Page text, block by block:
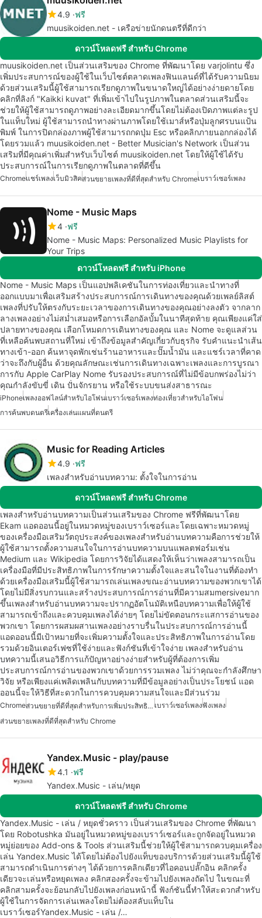
4.9 ฟรี
muusikoiden.net - เครือข่ายนักดนตรีที่ดีกว่า
ดาวน์โหลดฟรี สำหรับ Chrome
muusikoiden.net เป็นส่วนเสริมของ Chrome ที่พัฒนาโดย varjolintu ซึ่ง
เพิ่มประสบการณ์ของผู้ใช้ในเว็บไซต์ตลาดเพลงฟินแลนด์ที่ได้รับความนิยม
ด้วยส่วนเสริมนี้ผู้ใช้สามารถเรียกดูภาพในขนาดใหญ่ได้อย่างง่ายดายโดย
คลิกที่ลิงก์ "Kaikki kuvat" ที่เพิ่มเข้าไปในรูปภาพในตลาดส่วนเสริมนี้จะ
ช่วยให้ผู้ใช้สามารถดูภาพอย่างละเอียดมากขึ้นโดยไม่ต้องเปิดภาพแต่ละรูป
ในแท็บใหม่ ผู้ใช้สามารถนำทางผ่านภาพโดยใช้เมาส์หรือปุ่มลูกศรบนแป้น
พิมพ์ ในการปิดกล่องภาพผู้ใช้สามารถกดปุ่ม Esc หรือคลิกภายนอกกล่องได้
โดยรวมแล้ว muusikoiden.net - Better Musician's Network เป็นส่วน
เสริมที่มีคุณค่าเพิ่มสำหรับเว็บไซต์ muusikoiden.net โดยให้ผู้ใช้ได้รับ
ประสบการณ์ในการเรียกดูภาพในตลาดที่ดีขึ้น
Chromeแชร์เพลงเว็บมิวสิคส่วนขยายเพลงที่ดีที่สุดสำหรับ Chromeเบราว์เซอร์เพลง
Nome - Music Maps
4 ฟรี
Nome - Music Maps: Personalized Music Playlists for
Your Trips
ดาวน์โหลดฟรี สำหรับ iPhone
Nome - Music Maps เป็นแอปพลิเคชันในการท่องเที่ยวและนำทางที่
ออกแบบมาเพื่อเสริมสร้างประสบการณ์การเดินทางของคุณด้วยเพลย์ลิสต์
เพลงที่ปรับให้ตรงกับระยะเวลาของการเดินทางของคุณอย่างลงตัว จากลาก
ลางเพลงอย่างไม่สม่ำเสมอหรือการเลือกอัลบั้มในนาทีสุดท้าย คุณเพียงแค่ใส่
ปลายทางของคุณ เลือกโหมดการเดินทางของคุณ และ Nome จะดูแลส่วน
ที่เหลือค้นพบสถานที่ใหม่ เข้าถึงข้อมูลสำคัญเกี่ยวกับธุรกิจ รับคำแนะนำเส้น
ทางเข้า-ออก ค้นหาจุดพักเช่นร้านอาหารและปั๊มน้ำมัน และแชร์เวลาที่คาด
ว่าจะถึงกับผู้อื่น ด้วยคุณลักษณะเช่นการเดินทางเฉพาะเพลงและการบูรณา
การกับ Apple CarPlay Nome รับรองประสบการณ์ที่ไม่มีข้อบกพร่องไม่ว่า
คุณกำลังขับขี่ เดิน ปั่นจักรยาน หรือใช้ระบบขนส่งสาธารณะ
iPhoneเพลงออฟไลน์สำหรับไอโฟนเบราว์เซอร์เพลงท่องเที่ยวสำหรับไอโฟน
การค้นพบดนตรีเครื่องเล่นแผนที่ดนตรี
Music for Reading Articles
4.9 ฟรี
เพลงสำหรับอ่านบทความ: ตั้งใจในการอ่าน
ดาวน์โหลดฟรี สำหรับ Chrome
เพลงสำหรับอ่านบทความเป็นส่วนเสริมของ Chrome ฟรีที่พัฒนาโดย
Ekam แอดออนนี้อยู่ในหมวดหมู่ของเบราว์เซอร์และโดยเฉพาะหมวดหมู่
ของเครื่องมือเสริมวัตถุประสงค์ของเพลงสำหรับอ่านบทความคือการช่วยให้
ผู้ใช้สามารถตั้งความสนใจในการอ่านบทความบนแพลตฟอร์มเช่น
Medium และ Wikipedia โดยการวิจัยได้แสดงให้เห็นว่าเพลงสามารถเป็น
เครื่องมือที่มีประสิทธิภาพในการรักษาความตั้งใจและสนใจในงานที่ต้องทำ
ด้วยเครื่องมือเสริมนี้ผู้ใช้สามารถเล่นเพลงขณะอ่านบทความของพวกเขาได้
โดยไม่มีสิ่งรบกวนและสร้างประสบการณ์การอ่านที่มีความสมmersiveมาก
ขึ้นเพลงสำหรับอ่านบทความจะปรากฏอัตโนมัติเหนือบทความเพื่อให้ผู้ใช้
สามารถเข้าถึงและควบคุมเพลงได้ง่ายๆ โดยไม่ขัดตอนกระแสการอ่านของ
พวกเขา โดยการผสมผสานเพลงอย่างราบรื่นในประสบการณ์การอ่านนี้
แอดออนนี้มีเป้าหมายที่จะเพิ่มความตั้งใจและประสิทธิภาพในการอ่านโดย
รวมด้วยอินเตอร์เฟซที่ใช้ง่ายและฟังก์ชันที่เข้าใจง่าย เพลงสำหรับอ่าน
บทความนี้เสนอวิธีการแก้ปัญหาอย่างง่ายสำหรับผู้ที่ต้องการเพิ่ม
ประสบการณ์การอ่านของพวกเขาด้วยการรวมเพลง ไม่ว่าคุณจะกำลังศึกษา
วิจัย หรือเพียงแค่เพลิดเพลินกับบทความที่มีข้อมูลอย่างเป็นประโยชน์ แอด
ออนนี้จะให้วิธีที่สะดวกในการควบคุมความสนใจและมีส่วนร่วม
Chrome ส่วนขยายที่ดีที่สุดสำหรับการเพิ่มประสิทธิภาพใน Chrome เบราว์เซอร์เพลงฟังเพลง
ส่วนขยายเพลงที่ดีที่สุดสำหรับ Chrome
Yandex.Music - play/pause
4.1
ฟรี
Yandex.Music - เล่น/หยุด
ดาวน์โหลดฟรี สำหรับ Chrome
Yandex.Music - เล่น / หยุดชั่วคราว เป็นส่วนเสริมของ Chrome ที่พัฒนา
โดย Robotushka มันอยู่ในหมวดหมู่ของเบราว์เซอร์และถูกจัดอยู่ในหมวด
หมู่ย่อยของ Add-ons & Tools ส่วนเสริมนี้ช่วยให้ผู้ใช้สามารถควบคุมเครื่อง
เล่น Yandex.Music ได้โดยไม่ต้องไปยังแท็บของบริการด้วยส่วนเสริมนี้ผู้ใช้
สามารถดำเนินการต่างๆ ได้ด้วยการคลิกเดียวที่ไอคอนปลั๊กอิน คลิกครั้ง
เดียวจะเล่นหรือหยุดเพลง คลิกสองครั้งจะข้ามไปยังเพลงถัดไป ในขณะที่
คลิกสามครั้งจะย้อนกลับไปยังเพลงก่อนหน้านี้ ฟังก์ชันนี้ทำให้สะดวกสำหรับ
ผู้ใช้ในการจัดการเล่นเพลงโดยไม่ต้องสลับแท็บใน
เบราว์เซอร์Yandex.Music - เล่น /…